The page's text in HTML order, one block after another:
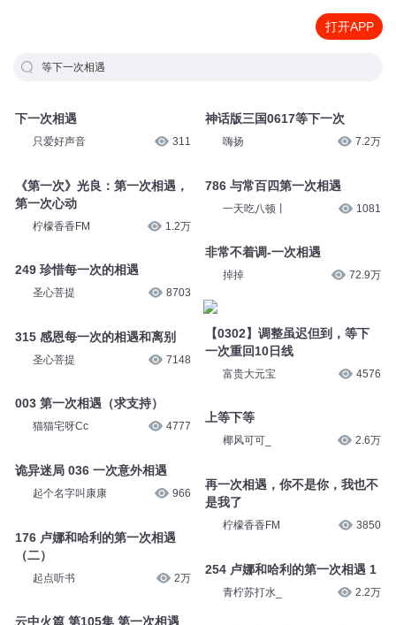
打开APP
等下一次相遇
下一次相遇
只爱好声音 311
《第一次》光良：第一次相遇，
第一次心动
柠檬香香FM 1.2万
249 珍惜每一次的相遇
圣心菩提 8703
315 感恩每一次的相遇和离别
圣心菩提 7148
003 第一次相遇（求支持）
猫猫宅呀Cc 4777
诡异迷局 036 一次意外相遇
起个名字叫康康 966
176 卢娜和哈利的第一次相遇
（二）
起点听书 2万
云中火篇 第105集 第一次相遇
神话版三国0617等下一次
嗨扬 7.2万
786 与常百四第一次相遇
一天吃八顿丨 1081
非常不着调-一次相遇
掉掉 72.9万
【0302】调整虽迟但到，等下
一次重回10日线
富贵大元宝 4576
上等下等
椰风可可_ 2.6万
再一次相遇，你不是你，我也不
是我了
柠檬香香FM 3850
254 卢娜和哈利的第一次相遇 1
青柠苏打水_ 2.2万